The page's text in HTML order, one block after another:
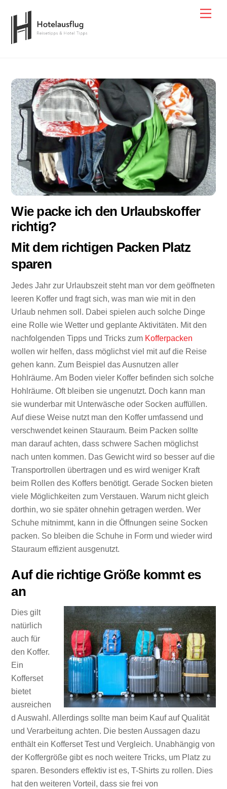
content
Wie packe ich den Urlaubskoffer
richtig?
Mit dem richtigen Packen Platz
sparen
Jedes Jahr zur Urlaubszeit steht man vor dem geöffneten
leeren Koffer und fragt sich, was man wie mit in den
Urlaub nehmen soll. Dabei spielen auch solche Dinge
eine Rolle wie Wetter und geplante Aktivitäten. Mit den
nachfolgenden Tipps und Tricks zum Kofferpacken
wollen wir helfen, dass möglichst viel mit auf die Reise
gehen kann. Zum Beispiel das Ausnutzen aller
Hohlräume. Am Boden vieler Koffer befinden sich solche
Hohlräume. Oft bleiben sie ungenutzt. Doch kann man
sie wunderbar mit Unterwäsche oder Socken auffüllen.
Auf diese Weise nutzt man den Koffer umfassend und
verschwendet keinen Stauraum. Beim Packen sollte
man darauf achten, dass schwere Sachen möglichst
nach unten kommen. Das Gewicht wird so besser auf die
Transportrollen übertragen und es wird weniger Kraft
beim Rollen des Koffers benötigt. Gerade Socken bieten
viele Möglichkeiten zum Verstauen. Warum nicht gleich
dorthin, wo sie später ohnehin getragen werden. Wer
Schuhe mitnimmt, kann in die Öffnungen seine Socken
packen. So bleiben die Schuhe in Form und wieder wird
Stauraum effizient ausgenutzt.
Auf die richtige Größe kommt es
an
Dies gilt
natürlich
auch für
den Koffer.
Ein
Kofferset
bietet
ausreichen
d Auswahl. Allerdings sollte man beim Kauf auf Qualität
und Verarbeitung achten. Die besten Aussagen dazu
enthält ein Kofferset Test und Vergleich. Unabhängig von
der Koffergröße gibt es noch weitere Tricks, um Platz zu
sparen. Besonders effektiv ist es, T-Shirts zu rollen. Dies
hat den weiteren Vorteil, dass sie frei von